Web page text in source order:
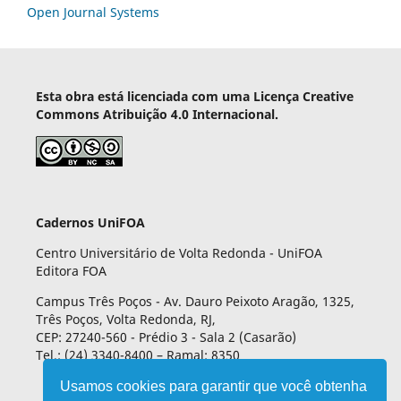
Usamos cookies para garantir que você obtenha
Open Journal Systems
Esta obra está licenciada com uma Licença Creative
Commons Atribuição 4.0 Internacional.
Cadernos UniFOA
Centro Universitário de Volta Redonda - UniFOA
Editora FOA
Campus Três Poços - Av. Dauro Peixoto Aragão, 1325,
Três Poços, Volta Redonda, RJ,
CEP: 27240-560 - Prédio 3 - Sala 2 (Casarão)
Tel.: (24) 3340-8400 – Ramal: 8350